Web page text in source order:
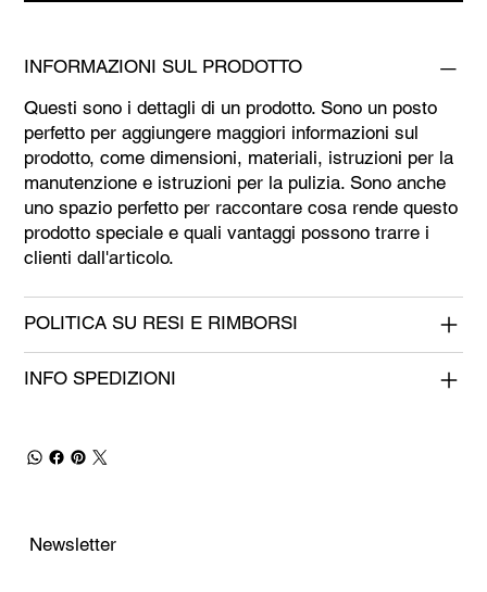
INFORMAZIONI SUL PRODOTTO
Questi sono i dettagli di un prodotto. Sono un posto
perfetto per aggiungere maggiori informazioni sul
prodotto, come dimensioni, materiali, istruzioni per la
manutenzione e istruzioni per la pulizia. Sono anche
uno spazio perfetto per raccontare cosa rende questo
prodotto speciale e quali vantaggi possono trarre i
clienti dall'articolo.
POLITICA SU RESI E RIMBORSI
INFO SPEDIZIONI
Newsletter